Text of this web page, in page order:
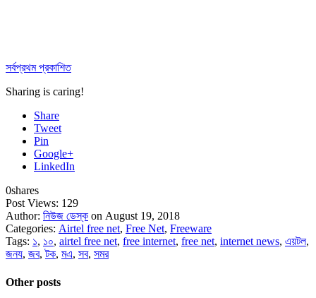
সর্বপ্রথম প্রকাশিত
Sharing is caring!
Share
Tweet
Pin
Google+
LinkedIn
0shares
Post Views: 129
Author: নিউজ ডেস্ক on August 19, 2018
Categories: Airtel free net, Free Net, Freeware
Tags: ১, ১০, airtel free net, free internet, free net, internet news, এয়টল,
জনয, জব,টক, মএ, সব, সমর
Other posts